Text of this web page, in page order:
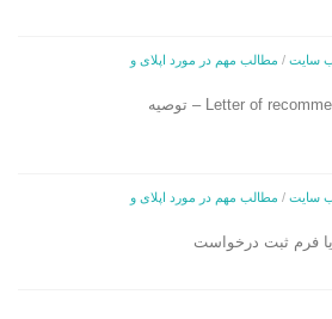
سایت / مطالب مهم در مورد اپلای و
توصیه نامه اساتید یا Letter of recommendation – توصیه
سایت / مطالب مهم در مورد اپلای و